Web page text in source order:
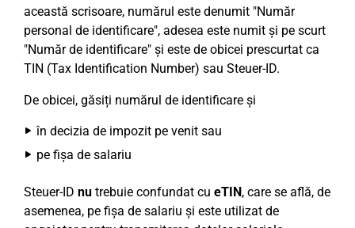
această scrisoare, numărul este denumit "Număr
personal de identificare", adesea este numit și pe scurt
"Număr de identificare" și este de obicei prescurtat ca
TIN (Tax Identification Number) sau Steuer-ID.
De obicei, găsiți numărul de identificare și
în decizia de impozit pe venit sau
pe fișa de salariu
Steuer-ID nu trebuie confundat cu eTIN, care se află, de
asemenea, pe fișa de salariu și este utilizat de